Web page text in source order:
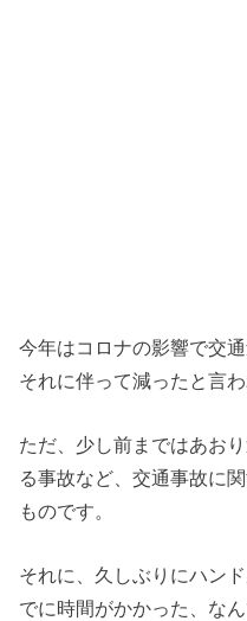
今年はコロナの影響で交
それに伴って減ったと言わ
ただ、少し前まではあお
る事故など、交通事故に
ものです。
それに、久しぶりにハン
でに時間がかかった、な